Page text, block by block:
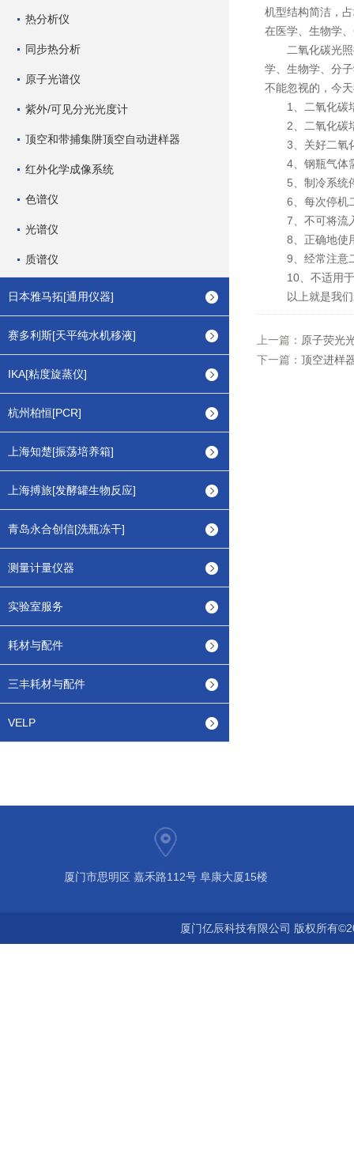
热分析仪
同步热分析
原子光谱仪
紫外/可见分光光度计
顶空和带捕集阱顶空自动进样器
红外化学成像系统
色谱仪
光谱仪
质谱仪
日本雅马拓[通用仪器]
赛多利斯[天平纯水机移液]
IKA[粘度旋蒸仪]
杭州柏恒[PCR]
上海知楚[振荡培养箱]
上海搏旅[发酵罐生物反应]
青岛永合创信[洗瓶冻干]
测量计量仪器
实验室服务
耗材与配件
三丰耗材与配件
VELP
机型结构简洁，
在医学、生物学
二氧化碳光照
学、生物学、分
不能忽视的，今
1、二氧化碳培
2、二氧化碳培
3、关好二氧化
4、钢瓶气体需
5、制冷系统停
6、每次停机二
7、不可将流入
8、正确地使用
9、经常注意二
10、不适用于
以上就是我们
上一篇： 原子荧光
下一篇： 顶空进样
厦门市思明区 嘉禾路112号 阜康大厦15楼
厦门亿辰科技有限公司 版权所有